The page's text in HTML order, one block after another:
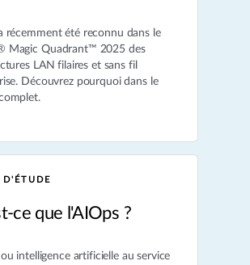
récemment été reconnu dans le
Magic Quadrant™ 2025 des
LAN filaires et sans fil
Découvrez pourquoi dans le
D'ÉTUDE
ce que l'AIOps ?
ou intelligence artificielle au service